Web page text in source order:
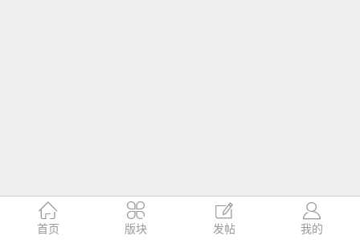

首页

版块

发帖

我的